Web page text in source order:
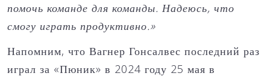
помочь команде для команды. Надеюсь, что
смогу играть продуктивно.»
Напомним, что Вагнер Гонсалвес последний раз
играл за «Пюник» в 2024 году 25 мая в